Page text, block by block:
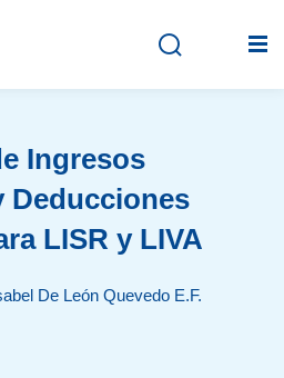
Inicio
En vivo
Registro
Ingresos
Deducciones
LISR y LIVA
De León Quevedo E.F.